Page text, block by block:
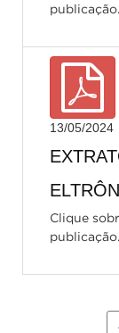
publicação.
13/05/2024
Clique
publicação.